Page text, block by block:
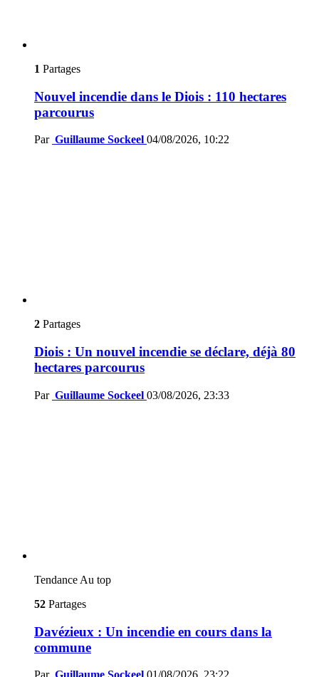
1 Partages
Nouvel incendie dans le Diois : 110 hectares
parcourus
Par Guillaume Sockeel 04/08/2026, 10:22
2 Partages
Diois : Un nouvel incendie se déclare, déjà 80
hectares parcourus
Par Guillaume Sockeel 03/08/2026, 23:33
Tendance Au top
52 Partages
Davézieux : Un incendie en cours dans la
commune